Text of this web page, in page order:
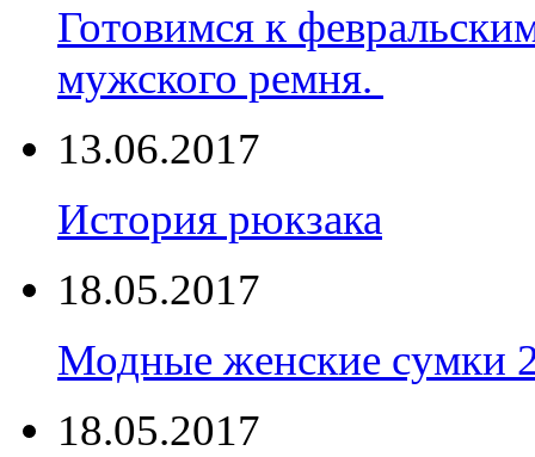
Готовимся к
мужского ремня.
13.06.2017
История рюкзака
18.05.2017
Модные женские сумки
18.05.2017